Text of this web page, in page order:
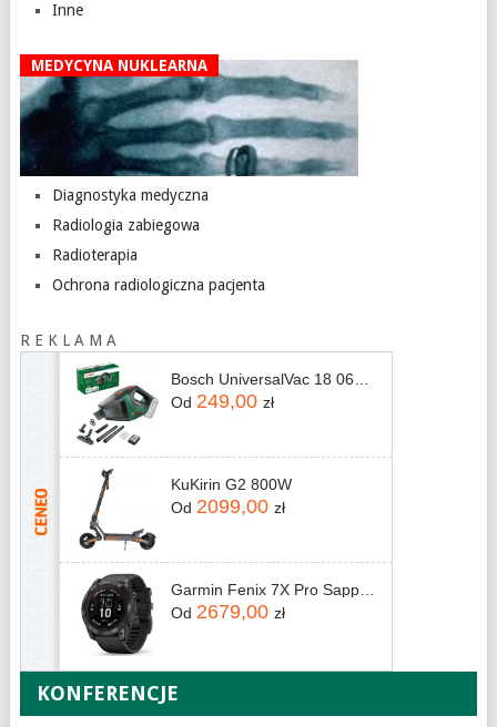
Inne
MEDYCYNA NUKLEARNA
Diagnostyka medyczna
Radiologia zabiegowa
Radioterapia
Ochrona radiologiczna pacjenta
R E K L A M A
Od 249,00 zł
KuKirin G2 800W
Od 2099,00 zł
Garmin Fenix 7X Pro Sapphire Solar Carbon Gray DLC Titanium Z Czarnym Paskiem (010-02778-11)
Od 2679,00 zł
KONFERENCJE